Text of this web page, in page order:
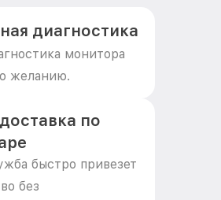
диагностика
монитора
желанию.
по
быстро привезет
без